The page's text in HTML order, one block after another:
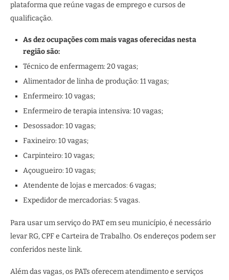
plataforma que reúne vagas de emprego e cursos de
qualificação.
As dez ocupações com mais vagas oferecidas nesta
região são:
Técnico de enfermagem: 20 vagas;
Alimentador de linha de produção: 11 vagas;
Enfermeiro: 10 vagas;
Enfermeiro de terapia intensiva: 10 vagas;
Desossador: 10 vagas;
Faxineiro: 10 vagas;
Carpinteiro: 10 vagas;
Açougueiro: 10 vagas;
Atendente de lojas e mercados: 6 vagas;
Expedidor de mercadorias: 5 vagas.
Para usar um serviço do PAT em seu município, é necessário
levar RG, CPF e Carteira de Trabalho. Os endereços podem ser
conferidos neste link.
Além das vagas, os PATs oferecem atendimento e serviços